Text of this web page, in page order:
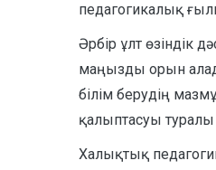
педагогикалық
Әрбір ұлт өзіндік
маңызды орын
білім берудің
қалыптасуы
Халықтық